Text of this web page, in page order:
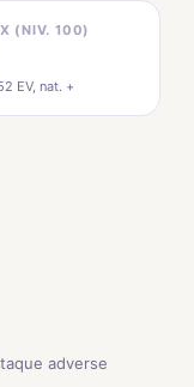
(NIV. 100)
EV, nat. +
adverse